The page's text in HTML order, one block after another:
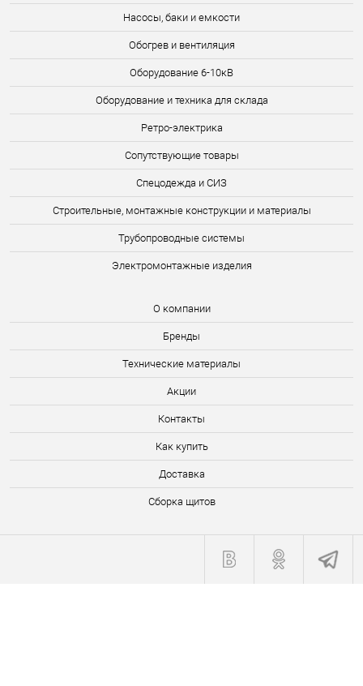
Насосы, баки и емкости
Обогрев и вентиляция
Оборудование 6-10кВ
Оборудование и техника для склада
Ретро-электрика
Сопутствующие товары
Спецодежда и СИЗ
Строительные, монтажные конструкции и материалы
Трубопроводные системы
Электромонтажные изделия
О компании
Бренды
Технические материалы
Акции
Контакты
Как купить
Доставка
Сборка щитов